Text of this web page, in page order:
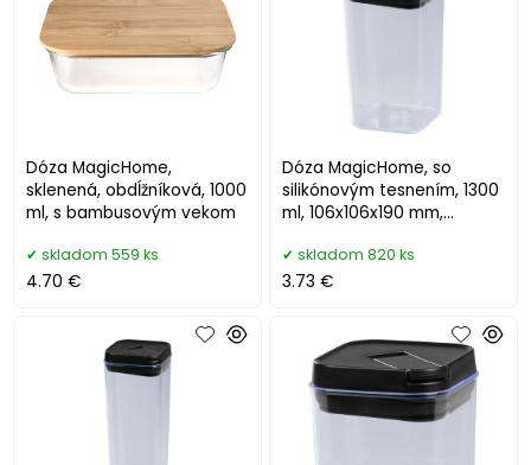
Dóza MagicHome,
sklenená, obdĺžníková, 1000
ml, s bambusovým vekom
skladom 559 ks
4.70 €
Dóza MagicHome, so
silikónovým tesnením, 1300
ml, 106x106x190 mm,
skladom 820 ks
3.73 €